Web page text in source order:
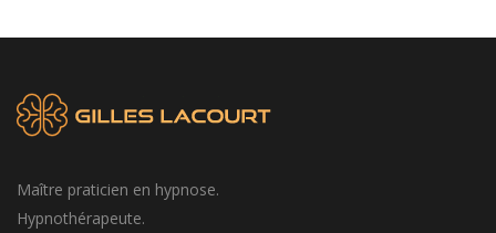
Maître praticien en hypnose.
Hypnothérapeute.